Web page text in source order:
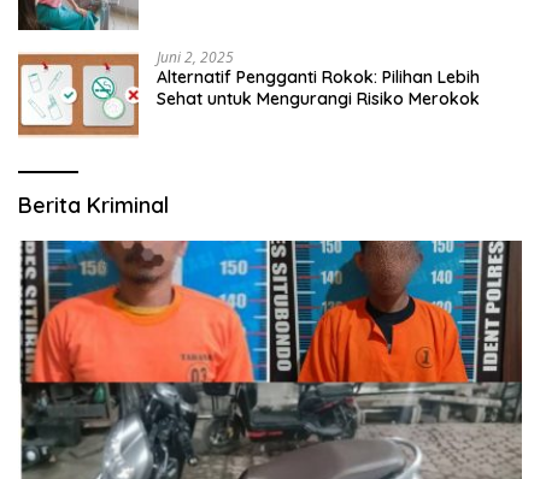
Juni 2, 2025
Alternatif Pengganti Rokok: Pilihan Lebih
Sehat untuk Mengurangi Risiko Merokok
Berita Kriminal